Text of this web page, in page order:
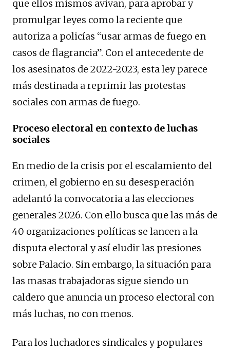
que ellos mismos avivan, para aprobar y
promulgar leyes como la reciente que
autoriza a policías “usar armas de fuego en
casos de flagrancia”. Con el antecedente de
los asesinatos de 2022-2023, esta ley parece
más destinada a reprimir las protestas
sociales con armas de fuego.
Proceso electoral en contexto de luchas
sociales
En medio de la crisis por el escalamiento del
crimen, el gobierno en su desesperación
adelantó la convocatoria a las elecciones
generales 2026. Con ello busca que las más de
40 organizaciones políticas se lancen a la
disputa electoral y así eludir las presiones
sobre Palacio. Sin embargo, la situación para
las masas trabajadoras sigue siendo un
caldero que anuncia un proceso electoral con
más luchas, no con menos.
Para los luchadores sindicales y populares